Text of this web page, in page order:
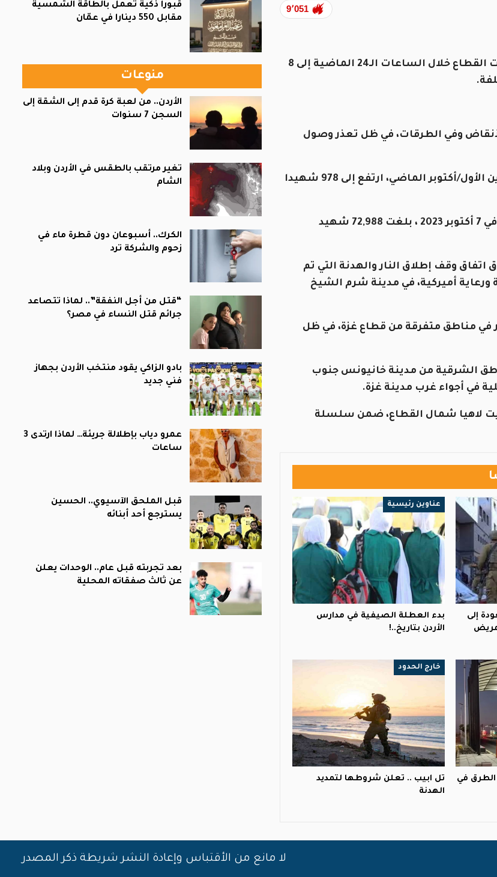
9٬051
أعلنت وزارة الصحة في قطاع غزة، الثلاثاء، وصول مستشفيات القطاع خلال الساعات الـ24 الماضية إلى 8
وفي الطرقات، في ظل تعذر وصول
وأضافت أن إجمالي الحصيلة منذ وقف إطلاق النار في 11 تشرين الأول/أكتوبر الماضي، ارتفع إلى 978 شهيدا
وبينت الوزارة كذلك أن الحصيلة التراكمية منذ بداية العدوان في 7 أكتوبر 2023 ، بلغت 72,988 شهيد
لليوم الـ243 على التوالي، خرق اتفاق وقف إطلاق النار والهدنة التي تم
أكتوبر 2025، بوساطة عربية ورعاية أميركية، في مدينة شرم الشيخ
في مناطق متفرقة من قطاع غزة، في ظل
الشرقية من مدينة خانيونس جنوب
في أجواء غرب مدينة غزة.
لاهيا شمال القطاع، ضمن سلسلة
إلى
عناوين رئيسية
بدء العطلة الصيفية في مدارس
الأردن بتاريخ..!
الطرق في
خارج الحدود
تل ابيب .. تعلن شروطها لتمديد
الهدنة
قبوراً ذكية تعمل بالطاقة الشمسية
مقابل 550 دينارا في عمّان
منوعات
الأردن.. من لعبة كرة قدم إلى الشقة إلى
السجن 7 سنوات
تغير مرتقب بالطقس في الأردن وبلاد
الشام
الكرك.. أسبوعان دون قطرة ماء في
زحوم والشركة ترد
“قتل من أجل النفقة”.. لماذا تتصاعد
جرائم قتل النساء في مصر؟
بادو الزاكي يقود منتخب الأردن بجهاز
فني جديد
عمرو دياب بإطلالة جريئة… لماذا ارتدى 3
ساعات
قبل الملحق الآسيوي.. الحسين
يسترجع أحد أبنائه
بعد تجربته قبل عام.. الوحدات يعلن
عن ثالث صفقاته المحلية
لا مانع من الأقتباس وإعادة النشر شريطة ذكر المصدر